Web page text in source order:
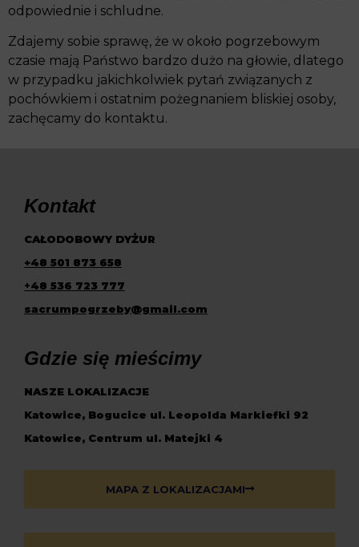
odpowiednie i schludne.
Zdajemy sobie sprawę, że w około pogrzebowym
czasie mają Państwo bardzo dużo na głowie, dlatego
w przypadku jakichkolwiek pytań związanych z
pochówkiem i ostatnim pożegnaniem bliskiej osoby,
zachęcamy do kontaktu.
Kontakt
CAŁODOBOWY DYŻUR
+48 501 873 658
+48 536 723 777
sacrumpogrzeby@gmail.com
Gdzie się mieścimy
NASZE LOKALIZACJE
Katowice, Bogucice ul. Leopolda Markiefki 92
Katowice, Centrum ul. Matejki 4
MAPA Z LOKALIZACJAMI